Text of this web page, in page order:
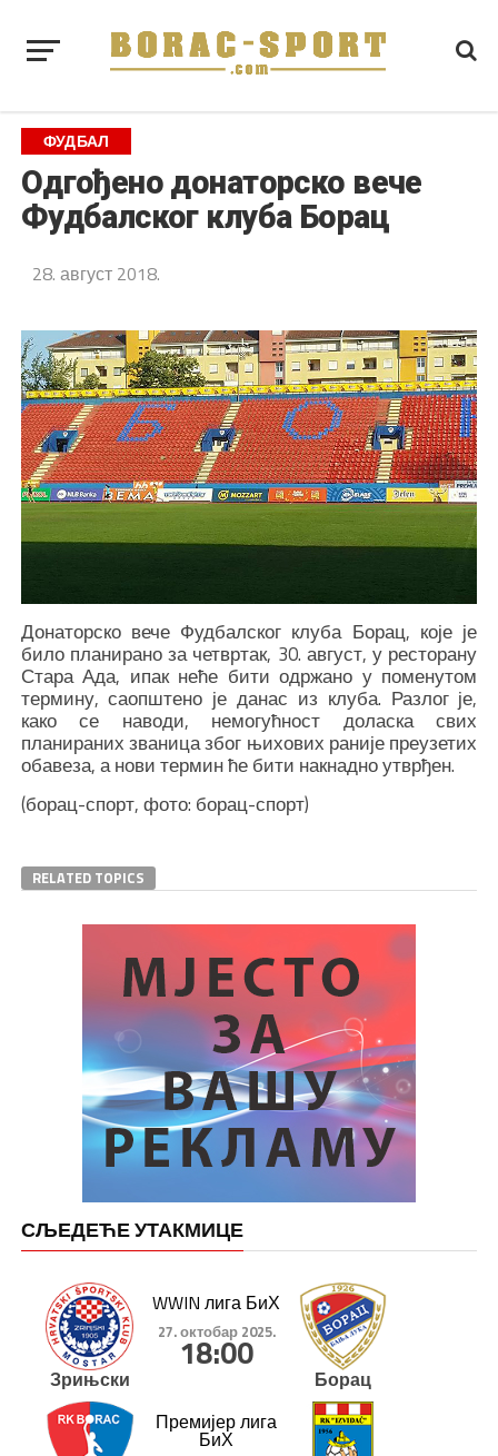
ФУДБАЛ
Одгођено донаторско вече
Фудбалског клуба Борац
28. август 2018.
Донаторско вече Фудбалског клуба Борац, које је
било планирано за четвртак, 30. август, у ресторану
Стара Ада, ипак неће бити одржано у поменутом
термину, саопштено је данас из клуба. Разлог је,
како се наводи, немогућност доласка свих
планираних званица због њихових раније преузетих
обавеза, а нови термин ће бити накнадно утврђен.
(борац-спорт, фото: борац-спорт)
RELATED TOPICS
СЉЕДЕЋЕ УТАКМИЦЕ
Зрињски
WWIN лига БиХ
27. октобар 2025.
18:00
Борац
Премијер лига
БиХ